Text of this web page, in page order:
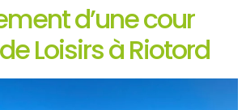
d’une cour
Loisirs à Riotord